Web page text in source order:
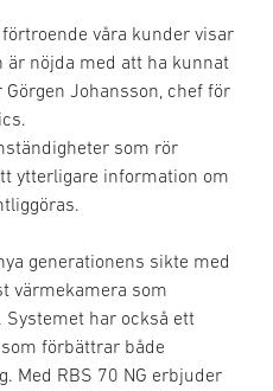
våra kunder visar
är nöjda med att ha kunnat
Johansson, chef för
som rör
ytterligare information om
generationens sikte med
värmekamera som
har också ett
förbättrar både
Med RBS 70 NG erbjuder